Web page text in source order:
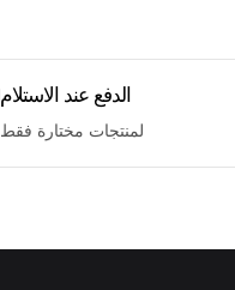
الدفع عند الاستلام
لمنتجات مختارة فقط